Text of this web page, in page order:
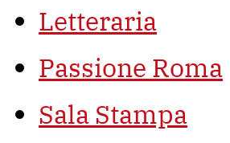
Letteraria
Passione Roma
Sala Stampa